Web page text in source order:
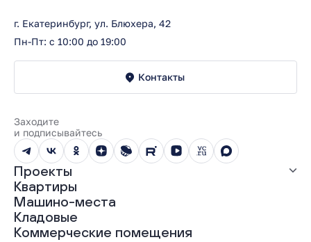
г. Екатеринбург, ул. Блюхера, 42
Пн-Пт: с 10:00 до 19:00
Контакты
Заходите
и подписывайтесь
Проекты
Все проекты
ЖК «Абрикос»
ЖК «Гравитация»
ЖК «Грин Гарден»
Квартиры
Машино-места
Кладовые
Коммерческие помещения